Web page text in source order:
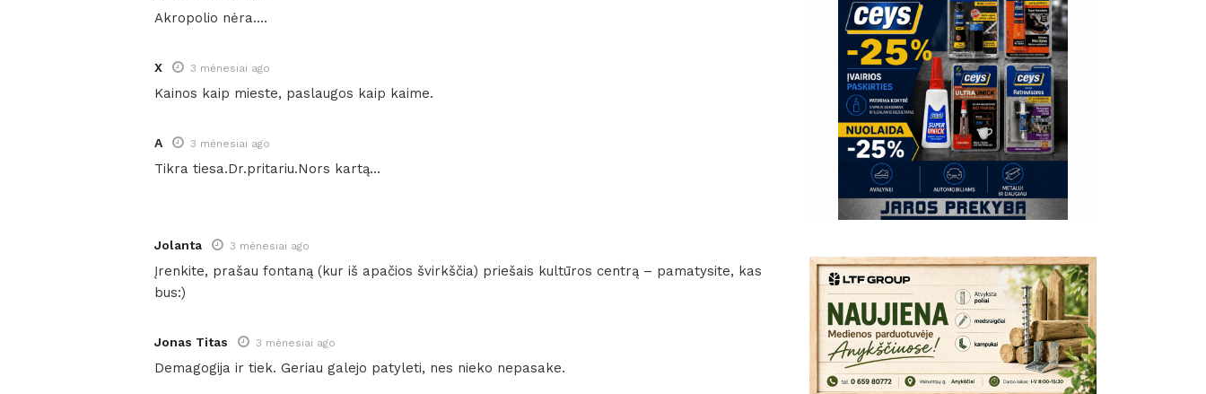
Akropolio nėra….
X 3 mėnesiai ago
Kainos kaip mieste, paslaugos kaip kaime.
A 3 mėnesiai ago
Tikra tiesa.Dr.pritariu.Nors kartą…
Jolanta 3 mėnesiai ago
Įrenkite, prašau fontaną (kur iš apačios švirkščia) priešais kultūros centrą – pamatysite, kas
bus:)
Jonas Titas 3 mėnesiai ago
Demagogija ir tiek. Geriau galejo patyleti, nes nieko nepasake.